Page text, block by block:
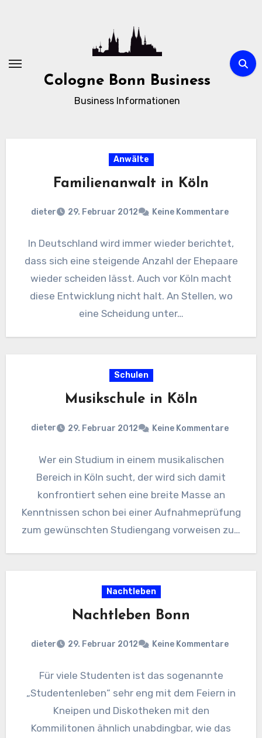
Cologne Bonn Business
Business Informationen
Anwälte
Familienanwalt in Köln
dieter 29. Februar 2012 Keine Kommentare
In Deutschland wird immer wieder berichtet,
dass sich eine steigende Anzahl der Ehepaare
wieder scheiden lässt. Auch vor Köln macht
diese Entwicklung nicht halt. An Stellen, wo
eine Scheidung unter…
Schulen
Musikschule in Köln
dieter 29. Februar 2012 Keine Kommentare
Wer ein Studium in einem musikalischen
Bereich in Köln sucht, der wird sich damit
konfrontiert sehen eine breite Masse an
Kenntnissen schon bei einer Aufnahmeprüfung
zum gewünschten Studiengang vorweisen zu…
Nachtleben
Nachtleben Bonn
dieter 29. Februar 2012 Keine Kommentare
Für viele Studenten ist das sogenannte
„Studentenleben“ sehr eng mit dem Feiern in
Kneipen und Diskotheken mit den
Kommilitonen ähnlich unabdingbar, wie das